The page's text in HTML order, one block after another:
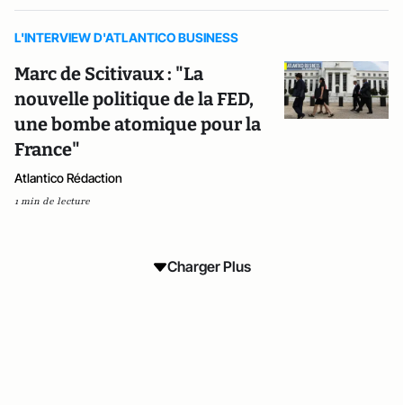
L'INTERVIEW D'ATLANTICO BUSINESS
Marc de Scitivaux : "La
nouvelle politique de la FED,
une bombe atomique pour la
France"
Atlantico Rédaction
1 min de lecture
Charger Plus